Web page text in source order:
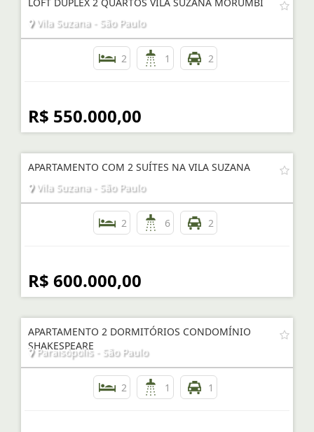
Vila Suzana - São Paulo
2 1 2
R$ 550.000,00
APARTAMENTO COM 2 SUÍTES NA VILA SUZANA
Vila Suzana - São Paulo
2 6 2
R$ 600.000,00
APARTAMENTO 2 DORMITÓRIOS CONDOMÍNIO
SHAKESPEARE
Paraisópolis - São Paulo
2 1 1